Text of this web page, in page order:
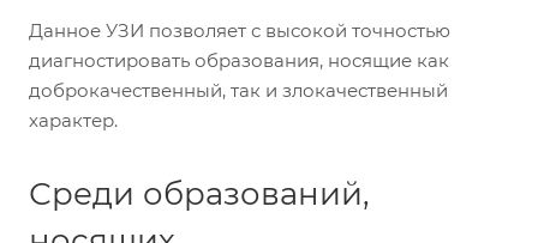
Данное УЗИ позволяет с высокой точностью
диагностировать образования, носящие как
доброкачественный, так и злокачественный
характер.
Среди образований,